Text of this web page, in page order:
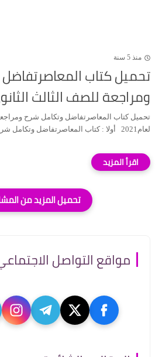
منذ 5 سنة
تحميل كتاب
ومراجعة للصف الثالث الثانوي
تحميل كتاب المعاصرتفاضل وتكامل شرح
لعام2021 أولا : كتاب المعاصرتفاضل وتكامل شرح للصف الثالث الثانوي ل...
مواقع التواصل